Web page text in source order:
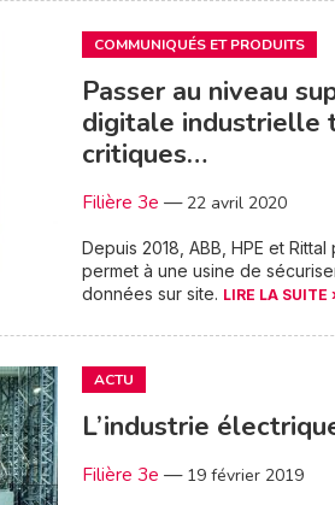
COMMUNIQUÉS ET PRODUITS
Passer au niveau
digitale industrielle
critiques…
Filière 3e — 22 avril 2020
Depuis 2018, ABB, HPE et
permet à une usine de
données sur site. LIRE LA SUITE
ACTU
L’industrie
Filière 3e — 19 février 2019